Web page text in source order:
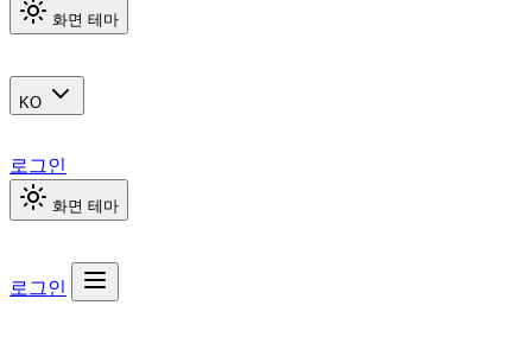
화면 테마
KO
로그인
화면 테마
로그인